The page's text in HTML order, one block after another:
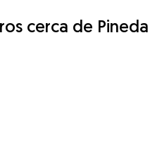
cerca de Pineda